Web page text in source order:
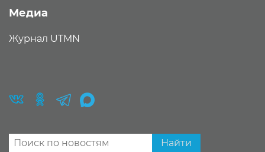
Медиа
Журнал UTMN
Найти